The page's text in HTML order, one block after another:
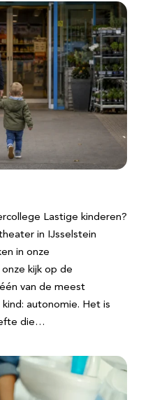
Lastige kinderen?
in IJsselstein
in onze
kijk op de
van de meest
autonomie. Het is
die…